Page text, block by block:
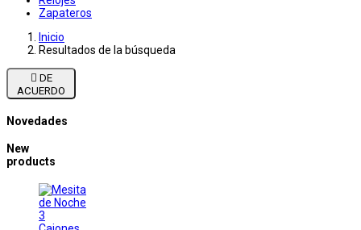
Zapateros
Inicio
Resultados de la búsqueda

ACUERDO
Novedades
New
products